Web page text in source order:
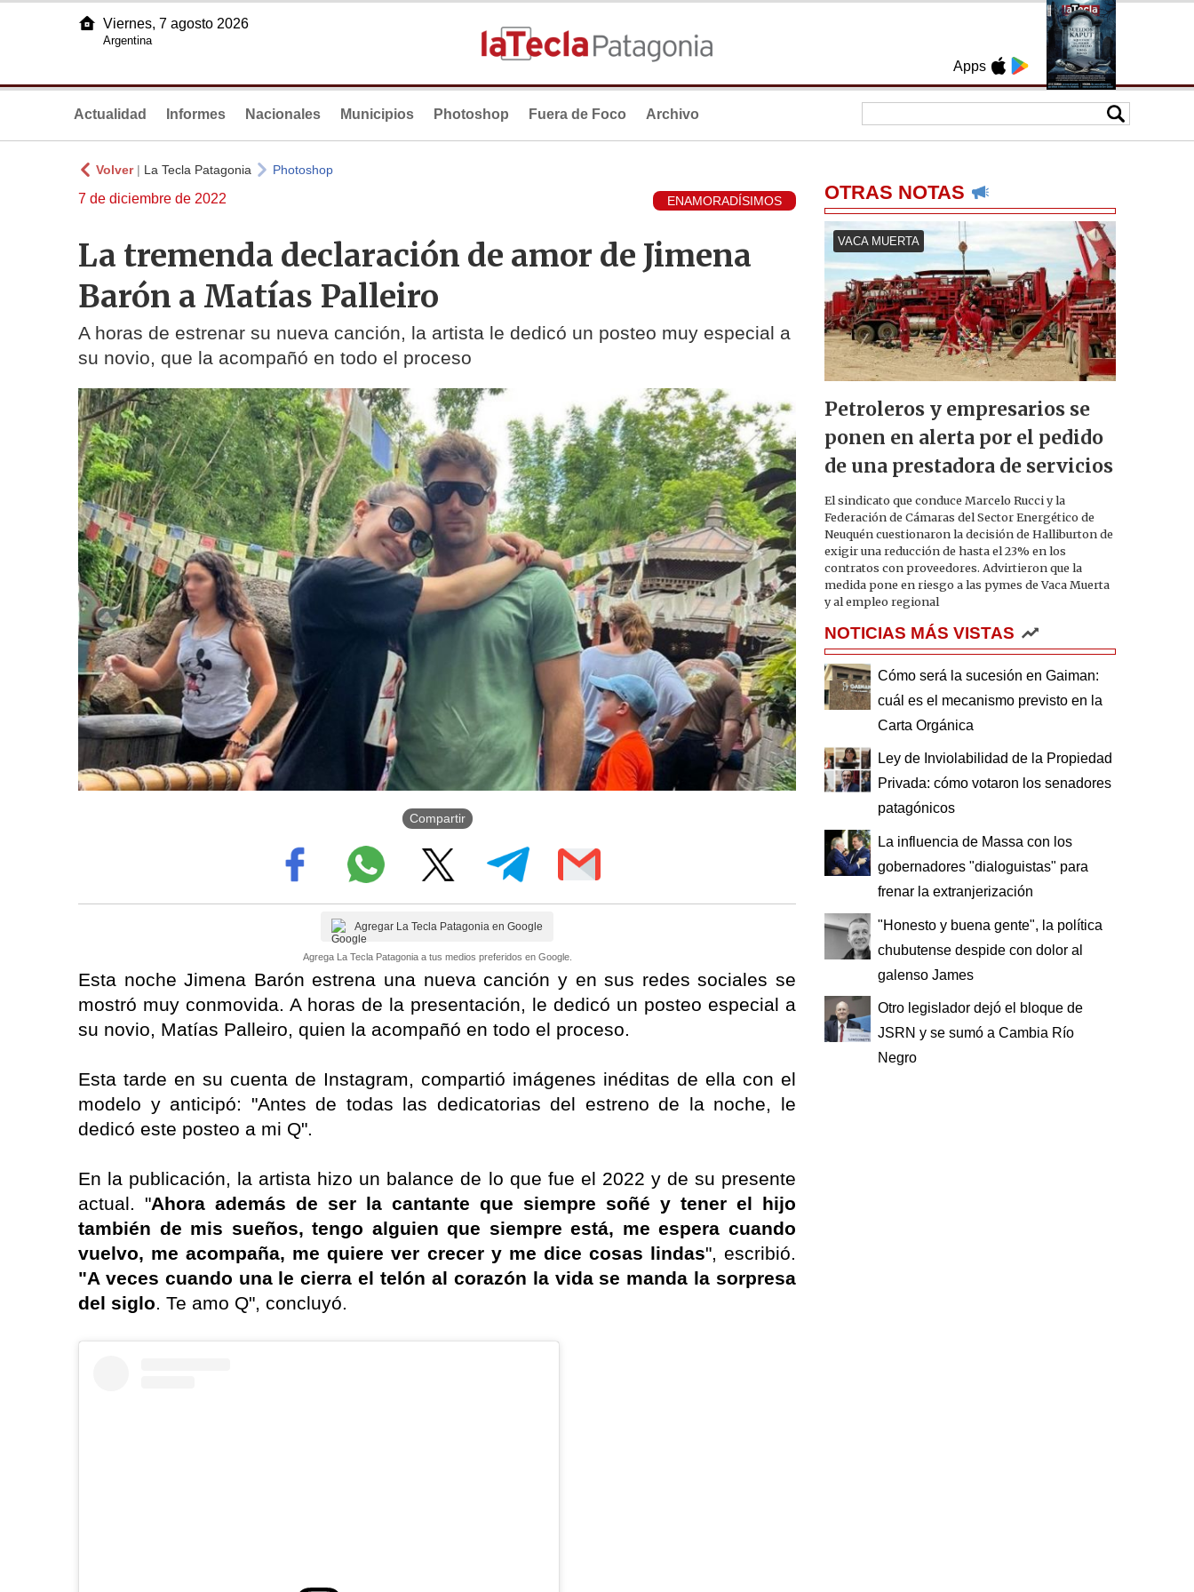
Apps
Viernes, 7 agosto 2026
Argentina
Actualidad Informes Nacionales Municipios Photoshop Fuera de Foco Archivo
Volver| La Tecla Patagonia Photoshop
7 de diciembre de 2022 ENAMORADÍSIMOS
La tremenda declaración de amor de Jimena
Barón a Matías Palleiro
A horas de estrenar su nueva canción, la artista le dedicó un posteo muy especial a
su novio, que la acompañó en todo el proceso
Compartir
Agregar La Tecla Patagonia en Google
Agrega La Tecla Patagonia a tus medios preferidos en Google.
Esta noche Jimena Barón estrena una nueva canción y en sus redes sociales se
mostró muy conmovida. A horas de la presentación, le dedicó un posteo especial a
su novio, Matías Palleiro, quien la acompañó en todo el proceso.
Esta tarde en su cuenta de Instagram, compartió imágenes inéditas de ella con el
modelo y anticipó: "Antes de todas las dedicatorias del estreno de la noche, le
dedicó este posteo a mi Q".
En la publicación, la artista hizo un balance de lo que fue el 2022 y de su presente
actual. "Ahora además de ser la cantante que siempre soñé y tener el hijo
también de mis sueños, tengo alguien que siempre está, me espera cuando
vuelvo, me acompaña, me quiere ver crecer y me dice cosas lindas", escribió.
"A veces cuando una le cierra el telón al corazón la vida se manda la sorpresa
del siglo . Te amo Q", concluyó.
OTRAS NOTAS
VACA MUERTA
Petroleros y empresarios se
ponen en alerta por el pedido
de una prestadora de servicios
El sindicato que conduce Marcelo Rucci y la
Federación de Cámaras del Sector Energético de
Neuquén cuestionaron la decisión de Halliburton de
exigir una reducción de hasta el 23% en los
contratos con proveedores. Advirtieron que la
medida pone en riesgo a las pymes de Vaca Muerta
y al empleo regional
NOTICIAS MÁS VISTAS
Cómo será la sucesión en Gaiman:
cuál es el mecanismo previsto en la
Carta Orgánica
Ley de Inviolabilidad de la Propiedad
Privada: cómo votaron los senadores
patagónicos
La influencia de Massa con los
gobernadores "dialoguistas" para
frenar la extranjerización
"Honesto y buena gente", la política
chubutense despide con dolor al
galenso James
Otro legislador dejó el bloque de
JSRN y se sumó a Cambia Río
Negro